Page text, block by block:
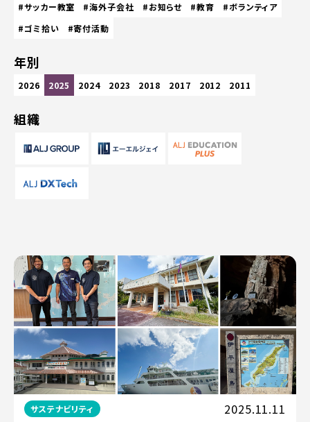
#サッカー教室
#海外子会社 #お知らせ #教育
#ボランティア
#ゴミ拾い
#寄付活動
年別
2026 2025 2024 2023 2018 2017 2012 2011
組織
サステナビリティ 2025.11.11